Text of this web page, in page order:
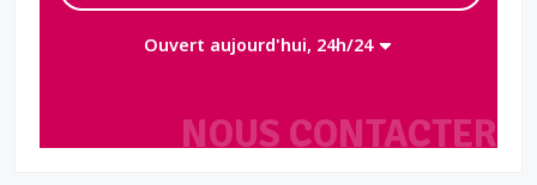
NOUS CONTACTER
Ouvert aujourd'hui, 24h/24